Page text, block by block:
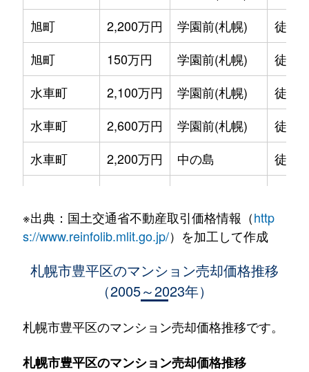
旭町
2,200万円 学園前(札幌)
徒歩
旭町
150万円 学園前(札幌)
徒歩
水車町
2,100万円 学園前(札幌)
徒歩
水車町
2,600万円 学園前(札幌)
徒歩
水車町
2,200万円 中の島
徒歩
水車町
1,400万円 中の島
徒歩
2,500万円 月寒中央
月寒中央通
2,700万円 月寒中央
月寒中央通
1,500万円 月寒中央
※出典：国土交通省不動産取引価格情報（http
s://www.reinfolib.mlit.go.jp/）を加工して作成
札幌市豊平区のマンション売却価格推移
（2005～2023年）
札幌市豊平区のマンション売却価格推移です。
札幌市豊平区のマンション売却価格推移